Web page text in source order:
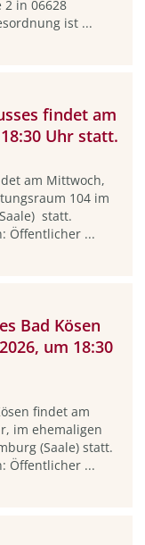
in 06628
ist ...
findet am
Uhr statt.
am Mittwoch,
104 im
statt.
Öffentlicher ...
Bad Kösen
um 18:30
findet am
im ehemaligen
(Saale) statt.
Öffentlicher ...